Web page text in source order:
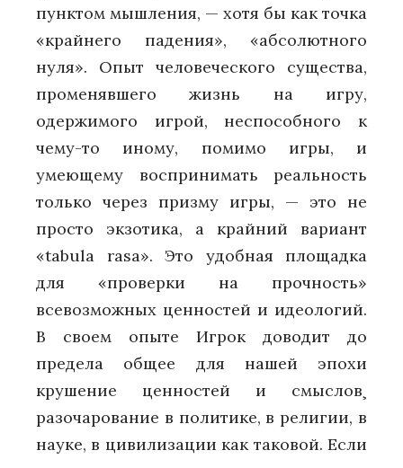
пунктом мышления, — хотя бы как точка
«крайнего падения», «абсолютного
нуля». Опыт человеческого существа,
променявшего жизнь на игру,
одержимого игрой, неспособного к
чему-то иному, помимо игры, и
умеющему воспринимать реальность
только через призму игры, — это не
просто экзотика, а крайний вариант
«tabula rasa». Это удобная площадка
для «проверки на прочность»
всевозможных ценностей и идеологий.
В своем опыте Игрок доводит до
предела общее для нашей эпохи
крушение ценностей и смыслов¸
разочарование в политике, в религии, в
науке, в цивилизации как таковой. Если